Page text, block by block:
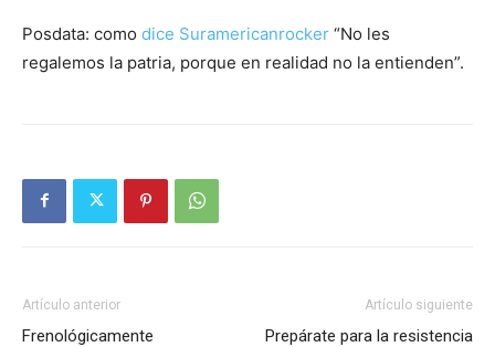
Posdata: como dice Suramericanrocker “No les
regalemos la patria, porque en realidad no la entienden”.
Artículo anterior
Frenológicamente
Artículo siguiente
Prepárate para la resistencia